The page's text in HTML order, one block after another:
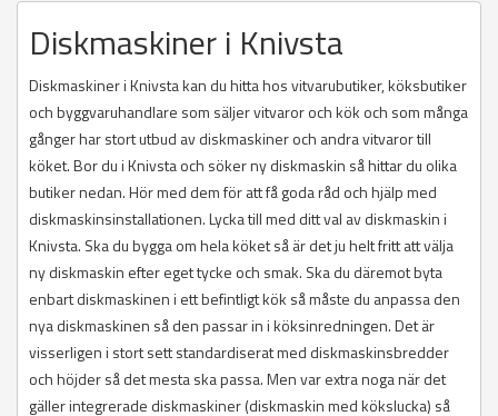
Diskmaskiner i Knivsta
Diskmaskiner i Knivsta kan du hitta hos vitvarubutiker, köksbutiker
och byggvaruhandlare som säljer vitvaror och kök och som många
gånger har stort utbud av diskmaskiner och andra vitvaror till
köket. Bor du i Knivsta och söker ny diskmaskin så hittar du olika
butiker nedan. Hör med dem för att få goda råd och hjälp med
diskmaskinsinstallationen. Lycka till med ditt val av diskmaskin i
Knivsta. Ska du bygga om hela köket så är det ju helt fritt att välja
ny diskmaskin efter eget tycke och smak. Ska du däremot byta
enbart diskmaskinen i ett befintligt kök så måste du anpassa den
nya diskmaskinen så den passar in i köksinredningen. Det är
visserligen i stort sett standardiserat med diskmaskinsbredder
och höjder så det mesta ska passa. Men var extra noga när det
gäller integrerade diskmaskiner (diskmaskin med kökslucka) så